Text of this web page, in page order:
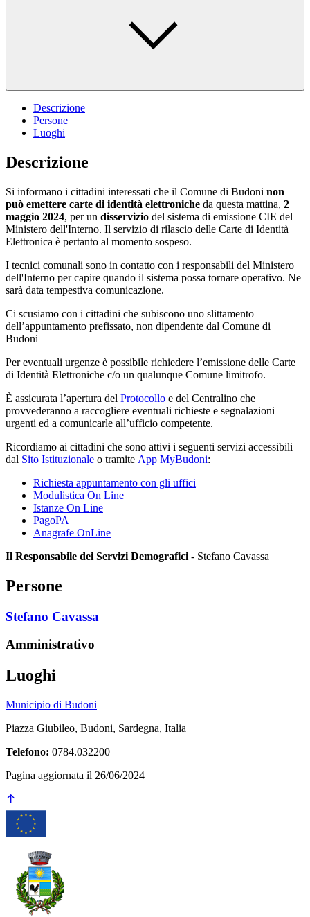
Descrizione
Persone
Luoghi
Descrizione
Si informano i cittadini interessati che il Comune di Budoni non
può emettere carte di identità elettroniche da questa mattina, 2
maggio 2024, per un disservizio del sistema di emissione CIE del
Ministero dell'Interno. Il servizio di rilascio delle Carte di Identità
Elettronica è pertanto al momento sospeso.
I tecnici comunali sono in contatto con i responsabili del Ministero
dell'Interno per capire quando il sistema possa tornare operativo. Ne
sarà data tempestiva comunicazione.
Ci scusiamo con i cittadini che subiscono uno slittamento
dell’appuntamento prefissato, non dipendente dal Comune di
Budoni
Per eventuali urgenze è possibile richiedere l’emissione delle Carte
di Identità Elettroniche c/o un qualunque Comune limitrofo.
È assicurata l’apertura del Protocollo e del Centralino che
provvederanno a raccogliere eventuali richieste e segnalazioni
urgenti ed a comunicarle all’ufficio competente.
Ricordiamo ai cittadini che sono attivi i seguenti servizi accessibili
dal Sito Istituzionale o tramite App MyBudoni:
Richiesta appuntamento con gli uffici
Modulistica On Line
Istanze On Line
PagoPA
Anagrafe OnLine
Il Responsabile dei Servizi Demografici - Stefano Cavassa
Persone
Stefano Cavassa
Amministrativo
Luoghi
Municipio di Budoni
Piazza Giubileo, Budoni, Sardegna, Italia
Telefono: 0784.032200
Pagina aggiornata il 26/06/2024